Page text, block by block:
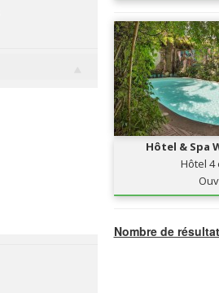
Hôtel & Spa
Hôtel 4
Nombre de